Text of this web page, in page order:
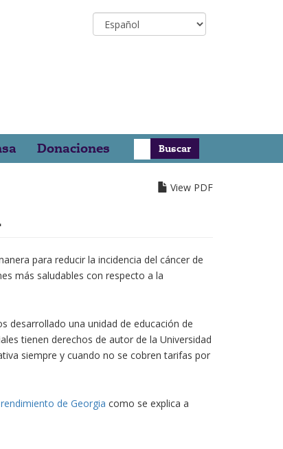
Select
your
Donaciones Buscar
View PDF
para reducir la incidencia del cáncer de
más saludables con respecto a la
desarrollado una unidad de educación de
tienen derechos de autor de la Universidad
siempre y cuando no se cobren tarifas por
de Georgia como se explica a